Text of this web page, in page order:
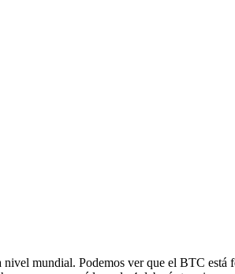
mundial. Podemos ver que el BTC